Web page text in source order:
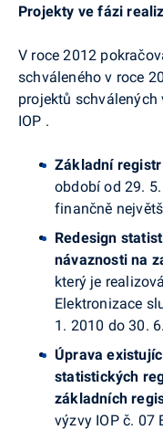
Projekty ve fázi
V roce 2012
schváleného v roce
projektů schválených
IOP .
Základní
období od 29.
finančně
Redesign
návaznosti na
který je
Elektronizace
1. 2010 do 30.
Úprava
statistických
základních
výzvy IOP č. 07